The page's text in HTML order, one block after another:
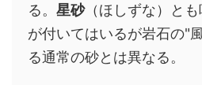
る。 星砂（ほしずな）と
が付いてはいるが岩石の"
る通常の砂とは異なる。